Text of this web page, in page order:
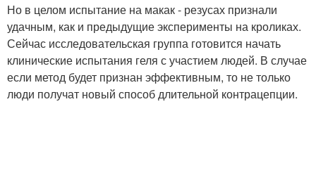
Но в целом испытание на макак - резусах признали
удачным, как и предыдущие эксперименты на кроликах.
Сейчас исследовательская группа готовится начать
клинические испытания геля с участием людей. В случае
если метод будет признан эффективным, то не только
люди получат новый способ длительной контрацепции.